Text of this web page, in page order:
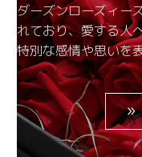
ダーズンローズィー
れており、愛する人
特別な感情や思いを